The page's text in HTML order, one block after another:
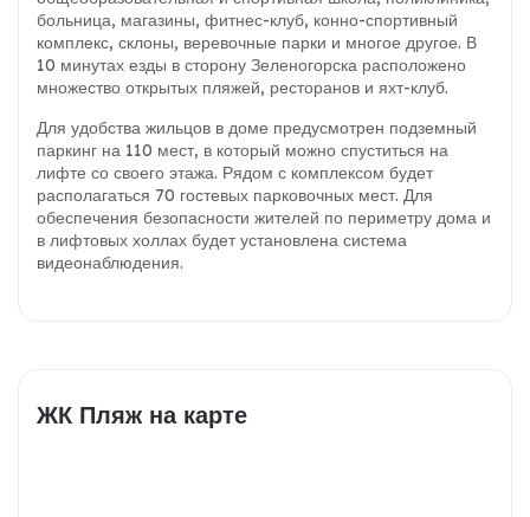
больница, магазины, фитнес-клуб, конно-спортивный
комплекс, склоны, веревочные парки и многое другое. В
10 минутах езды в сторону Зеленогорска расположено
множество открытых пляжей, ресторанов и яхт-клуб.
Для удобства жильцов в доме предусмотрен подземный
паркинг на 110 мест, в который можно спуститься на
лифте со своего этажа. Рядом с комплексом будет
располагаться 70 гостевых парковочных мест. Для
обеспечения безопасности жителей по периметру дома и
в лифтовых холлах будет установлена система
видеонаблюдения.
ЖК Пляж на карте